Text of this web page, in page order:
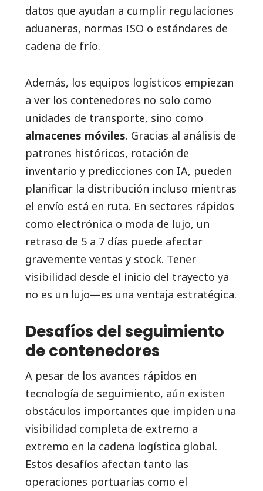
datos que ayudan a cumplir regulaciones
aduaneras, normas ISO o estándares de
cadena de frío.
Además, los equipos logísticos empiezan
a ver los contenedores no solo como
unidades de transporte, sino como
almacenes móviles. Gracias al análisis de
patrones históricos, rotación de
inventario y predicciones con IA, pueden
planificar la distribución incluso mientras
el envío está en ruta. En sectores rápidos
como electrónica o moda de lujo, un
retraso de 5 a 7 días puede afectar
gravemente ventas y stock. Tener
visibilidad desde el inicio del trayecto ya
no es un lujo—es una ventaja estratégica.
Desafíos del seguimiento
de contenedores
A pesar de los avances rápidos en
tecnología de seguimiento, aún existen
obstáculos importantes que impiden una
visibilidad completa de extremo a
extremo en la cadena logística global.
Estos desafíos afectan tanto las
operaciones portuarias como el